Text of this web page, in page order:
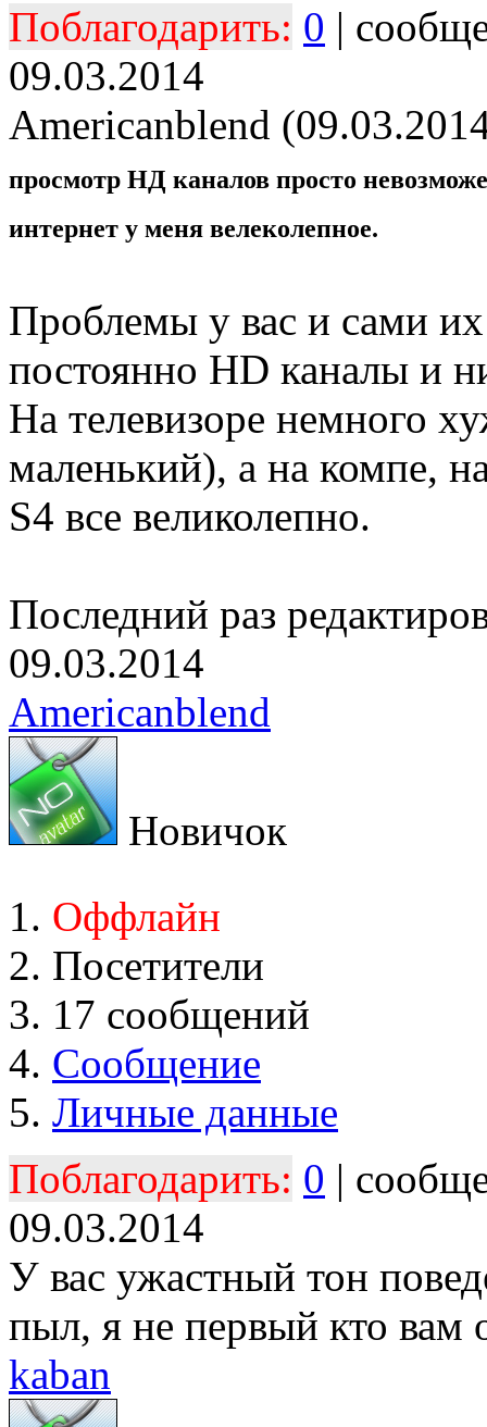
Поблагодарить: 0 |
09.03.2014
Americanblend
просмотр НД каналов просто
интернет у меня велеколепное.
Проблемы у вас и сами
постоянно HD каналы и
На телевизоре немного
маленький), а на компе,
S4 все великолепно.
Последний раз
09.03.2014
Americanblend
Новичок
Оффлайн
Посетители
17 сообщений
Сообщение
Личные данные
Поблагодарить: 0 |
09.03.2014
У вас ужастный тон
пыл, я не первый кто вам
kaban